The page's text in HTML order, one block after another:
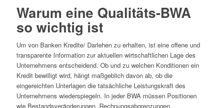
Warum eine Qualitäts-BWA
so wichtig ist
Um von Banken Kredite/ Darlehen zu erhalten, ist eine offene und
transparente Information zur aktuellen wirtschaftlichen Lage des
Unternehmens entscheidend. Ob und zu welchen Konditionen ein
Kredit bewilligt wird, hängt maßgeblich davon ab, ob die
eingereichten Unterlagen die tatsächliche Leistungskraft des
Unternehmens wiederspiegeln. In jeder BWA müssen Positionen
wie Bestandsveränderungen, Rechnungsabgrenzungen,